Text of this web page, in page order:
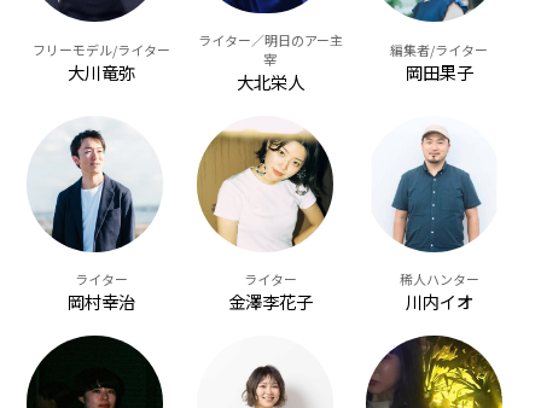
フリーモデル/ライター
大川竜弥
ライター／明日のアー主
宰
大北栄人
編集者/ライター
岡田果子
ライター
岡村幸治
ライター
金澤李花子
稀人ハンター
川内イオ